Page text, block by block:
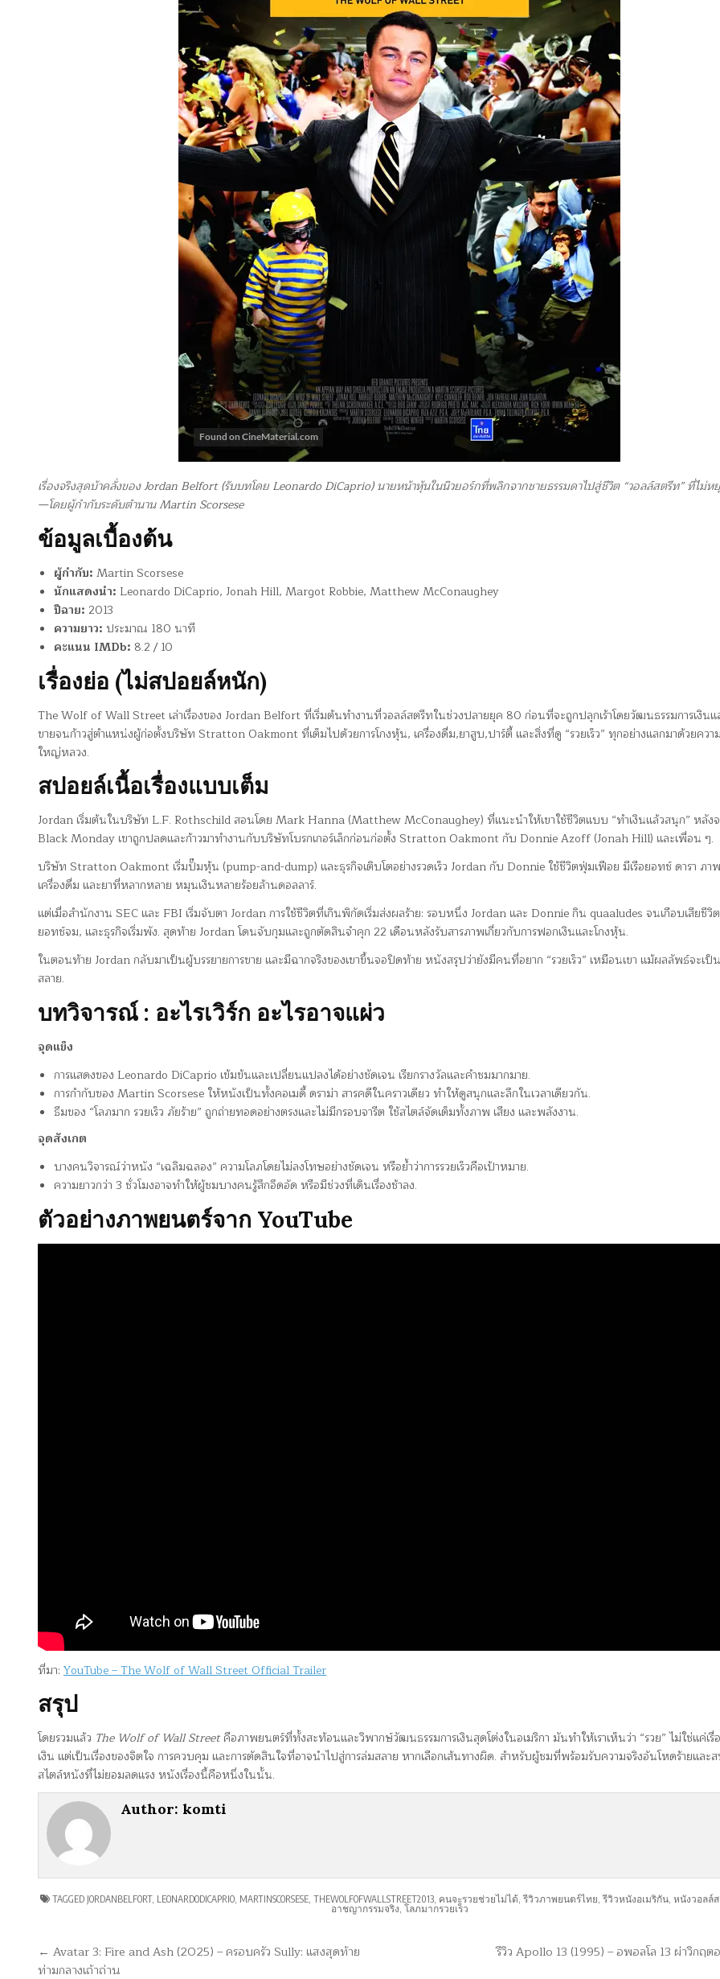
เรื่องจริงสุดบ้าคลั่งของ Jordan Belfort (รับบทโดย Leonardo DiCaprio) นายหน้าหุ้นในนิวยอร์กที่พลิกจากชายธรรมดาไปสู่ชีวิต “วอลล์สตรีท” ที่ไม่
—โดยผู้กำกับระดับตำนาน Martin Scorsese
ข้อมูลเบื้องต้น
ผู้กำกับ: Martin Scorsese
นักแสดงนำ: Leonardo DiCaprio, Jonah Hill, Margot Robbie, Matthew McConaughey
ปีฉาย: 2013
ความยาว: ประมาณ 180 นาที
คะแนน IMDb: 8.2 / 10
เรื่องย่อ (ไม่สปอยล์หนัก)
The Wolf of Wall Street เล่าเรื่องของ Jordan Belfort ที่เริ่มต้นทำงานที่วอลล์สตรีทในช่วงปลายยุค 80 ก่อนที่จะถูกปลุกเร้าโดยวัฒนธรรมการเงินแ
ขายจนก้าวสู่ตำแหน่งผู้ก่อตั้งบริษัท Stratton Oakmont ที่เต็มไปด้วยการโกงหุ้น, เครื่องดื่ม,ยาสูบ,ปาร์ตี้ และสิ่งที่ดู “รวยเร็ว” ทุกอย่างแลกมาด้วยควา
ใหญ่หลวง.
สปอยล์เนื้อเรื่องแบบเต็ม
Jordan เริ่มต้นในบริษัท L.F. Rothschild สอนโดย Mark Hanna (Matthew McConaughey) ที่แนะนำให้เขาใช้ชีวิตแบบ “ทำเงินแล้วสนุก” หลัง
Black Monday เขาถูกปลดและก้าวมาทำงานกับบริษัทโบรกเกอร์เล็กก่อนก่อตั้ง Stratton Oakmont กับ Donnie Azoff (Jonah Hill) และเพื่อน ๆ.
บริษัท Stratton Oakmont เริ่มปั๊มหุ้น (pump-and-dump) และธุรกิจเติบโตอย่างรวดเร็ว Jordan กับ Donnie ใช้ชีวิตฟุ่มเฟือย มีเรือยอทช์ ดารา ภา
เครื่องดื่ม และยาที่หลากหลาย หมุนเงินหลายร้อยล้านดอลลาร์.
แต่เมื่อสำนักงาน SEC และ FBI เริ่มจับตา Jordan การใช้ชีวิตที่เกินพิกัดเริ่มส่งผลร้าย: รอบหนึ่ง Jordan และ Donnie กิน quaaludes จนเกือบเสียชีวิ
ยอทช์จม, และธุรกิจเริ่มพัง. สุดท้าย Jordan โดนจับกุมและถูกตัดสินจำคุก 22 เดือนหลังรับสารภาพเกี่ยวกับการฟอกเงินและโกงหุ้น.
ในตอนท้าย Jordan กลับมาเป็นผู้บรรยายการขาย และมีฉากจริงของเขาขึ้นจอปิดท้าย หนังสรุปว่ายังมีคนที่อยาก “รวยเร็ว” เหมือนเขา แม้ผลลัพธ์จะเป็
สลาย.
บทวิจารณ์ : อะไรเวิร์ก อะไรอาจแผ่ว
จุดแข็ง
การแสดงของ Leonardo DiCaprio เข้มข้นและเปลี่ยนแปลงได้อย่างชัดเจน เรียกรางวัลและคำชมมากมาย.
การกำกับของ Martin Scorsese ให้หนังเป็นทั้งคอเมดี้ ดราม่า สารคดีในคราวเดียว ทำให้ดูสนุกและลึกในเวลาเดียวกัน.
ธีมของ “โลภมาก รวยเร็ว ภัยร้าย” ถูกถ่ายทอดอย่างตรงและไม่มีกรอบจารีต ใช้สไตล์จัดเต็มทั้งภาพ เสียง และพลังงาน.
จุดสังเกต
บางคนวิจารณ์ว่าหนัง “เฉลิมฉลอง” ความโลภโดยไม่ลงโทษอย่างชัดเจน หรือย้ำว่าการรวยเร็วคือเป้าหมาย.
ความยาวกว่า 3 ชั่วโมงอาจทำให้ผู้ชมบางคนรู้สึกอึดอัด หรือมีช่วงที่เดินเรื่องช้าลง.
ตัวอย่างภาพยนตร์จาก YouTube
ที่มา: YouTube – The Wolf of Wall Street Official Trailer
สรุป
โดยรวมแล้ว The Wolf of Wall Streetคือภาพยนตร์ที่ทั้งสะท้อนและวิพากษ์วัฒนธรรมการเงินสุดโต่งในอเมริกา มันทำให้เราเห็นว่า “รวย” ไม่ใช่แค่เรื่
เงิน แต่เป็นเรื่องของจิตใจ การควบคุม และการตัดสินใจที่อาจนำไปสู่การล่มสลาย หากเลือกเส้นทางผิด. สำหรับผู้ชมที่พร้อมรับความจริงอันโหดร้ายและ
สไตล์หนังที่ไม่ยอมลดแรง หนังเรื่องนี้คือหนึ่งในนั้น.
Author: komti
TAGGED JORDANBELFORT, LEONARDODICAPRIO, MARTINSCORSESE, THEWOLFOFWALLSTREET2013, คนจะรวยช่วยไม่ได้,รีวิวภาพยนตร์ไทย,รีวิวหนังอเมริกัน, หนังวอลล์
อาชญากรรมจริง, โลภมากรวยเร็ว
แนะแนว รีวิว Apollo 13 (1995) – อพอลโล 13 ผ่าวิกฤ
← Avatar 3: Fire and Ash (2025) – ครอบครัว Sully: แสงสุดท้าย
ท่ามกลางเถ้าถ่าน